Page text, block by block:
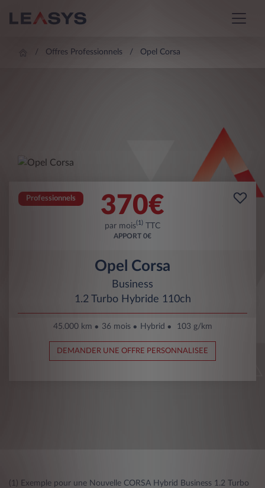
Offres Professionnels Opel Corsa
Professionnels 370€
par mois(1) TTC
APPORT 0€
Opel Corsa
Business
1.2 Turbo Hybride 110ch
45.000 km 36 mois Hybrid 103 g/km
DEMANDER UNE OFFRE PERSONNALISEE
(1) Exemple pour une Nouvelle CORSA Hybrid Business 1.2 Turbo